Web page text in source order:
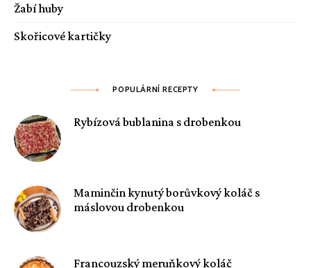
Žabí huby
Skořicové kartičky
POPULÁRNÍ RECEPTY
Rybízová bublanina s drobenkou
Maminčin kynutý borůvkový koláč s
máslovou drobenkou
Francouzský meruňkový koláč